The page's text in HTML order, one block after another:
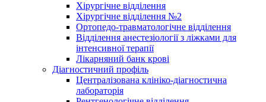
Хірургічне відділення
Хірургічне відділення №2
Ортопедо-травматологічне відділення
Відділення анестезіології з ліжками для
інтенсивної терапії
Лікарняний банк крові
Діагностичний профіль
Централізована клініко-діагностична
лабораторія